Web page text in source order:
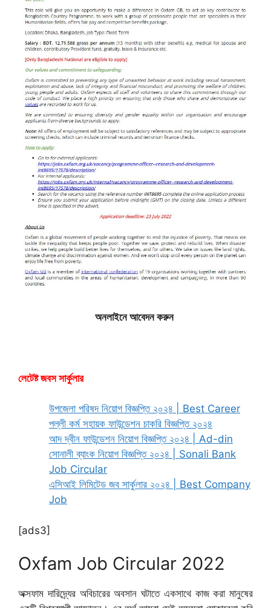
অনলাইনে আবেদন করুন
লেটেষ্ট জবস সার্কুলার
উপজেলা পরিষদ নিয়োগ বিজ্ঞপ্তি ২০২৪ | Best Career
পল্লী কর্ম সহায়ক ফাউন্ডেশন চাকরি বিজ্ঞপ্তি ২০২৪
আদ দ্বীন ফাউন্ডেশন নিয়োগ বিজ্ঞপ্তি ২০২৪ | Ad-din
সোনালী ব্যাংক নিয়োগ বিজ্ঞপ্তি ২০২৪ | Sonali Bank
Job Circular
এসিআই লিমিটেড জব সার্কুলার ২০২৪ | Best Company
Job
[ads3]
Oxfam Job Circular 2022
অক্সফাম দারিদ্র্যের অবিচারের অবসান ঘটাতে একসাথে কাজ করা মানুষের